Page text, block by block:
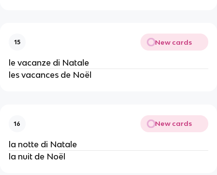
15 New cards
le vacanze di Natale
les vacances de Noël
16 New cards
la notte di Natale
la nuit de Noël